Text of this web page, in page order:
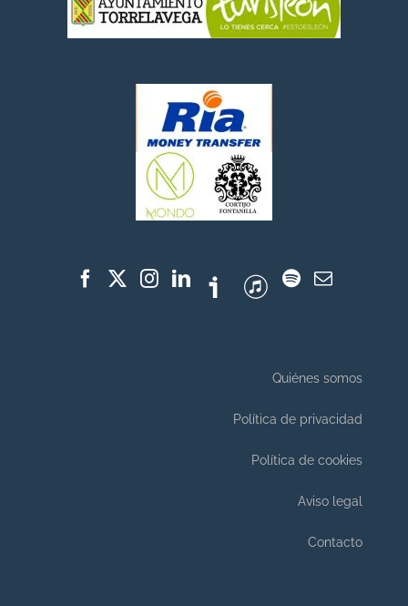
Quiénes somos
Política de privacidad
Política de cookies
Aviso legal
Contacto